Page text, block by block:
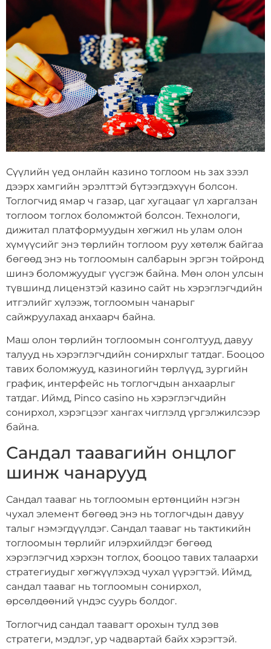
Сүүлийн үед онлайн казино тоглоом нь зах зээл
дээрх хамгийн эрэлттэй бүтээгдэхүүн болсон.
Тоглогчид ямар ч газар, цаг хугацааг үл харгалзан
тоглоом тоглох боломжтой болсон. Технологи,
дижитал платформуудын хөгжил нь улам олон
хүмүүсийг энэ төрлийн тоглоом руу хөтөлж байгаа
бөгөөд энэ нь тоглоомын салбарын эргэн тойронд
шинэ боломжуудыг үүсгэж байна. Мөн олон улсын
түвшинд лицензтэй казино сайт нь хэрэглэгчдийн
итгэлийг хүлээж, тоглоомын чанарыг
сайжруулахад анхаарч байна.
Маш олон төрлийн тоглоомын сонголтууд, давуу
талууд нь хэрэглэгчдийн сонирхлыг татдаг. Бооцоо
тавих боломжууд, казиногийн төрлүүд, зургийн
график, интерфейс нь тоглогчдын анхаарлыг
татдаг. Иймд, Pinco casino нь хэрэглэгчдийн
сонирхол, хэрэгцээг хангах чиглэлд үргэлжилсээр
байна.
Сандал таавагийн онцлог
шинж чанарууд
Сандал тааваг нь тоглоомын ертөнцийн нэгэн
чухал элемент бөгөөд энэ нь тоглогчдын давуу
талыг нэмэгдүүлдэг. Сандал тааваг нь тактикийн
тоглоомын төрлийг илэрхийлдэг бөгөөд
хэрэглэгчид хэрхэн тоглох, бооцоо тавих талаархи
стратегиудыг хөгжүүлэхэд чухал үүрэгтэй. Иймд,
сандал тааваг нь тоглоомын сонирхол,
өрсөлдөөний үндэс суурь болдог.
Тоглогчид сандал таавагт орохын тулд зөв
стратеги, мэдлэг, ур чадвартай байх хэрэгтэй.